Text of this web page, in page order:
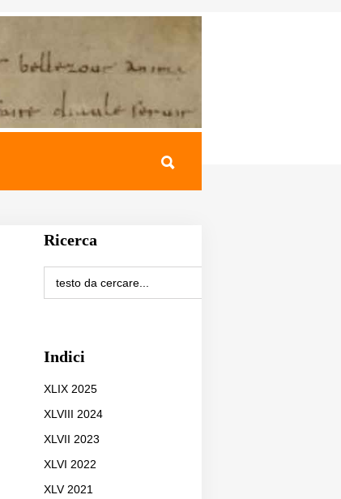
Ricerca
Indici
XLIX 2025
XLVIII 2024
XLVII 2023
XLVI 2022
XLV 2021